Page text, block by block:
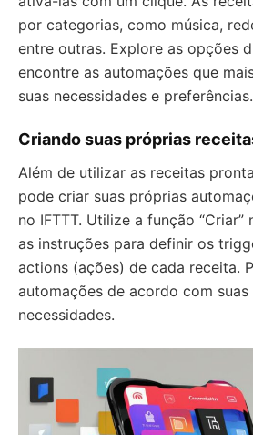
por categorias, como música,
entre outras. Explore as opções
encontre as automações que
suas necessidades e preferências.
Criando suas próprias
Além de utilizar as receitas
pode criar suas próprias
no IFTTT. Utilize a função
as instruções para definir os
actions (ações) de cada receita.
automações de acordo com
necessidades.